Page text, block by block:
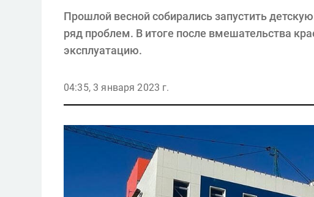
Прошлой весной собирались запустить
ряд проблем. В итоге после вмешательства
эксплуатацию.
04:35, 3 января 2023 г.